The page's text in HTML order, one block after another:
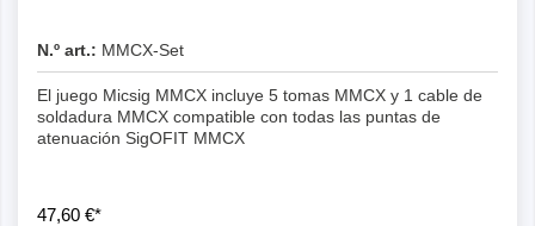
N.º art.: MMCX-Set
El juego Micsig MMCX incluye 5 tomas MMCX y 1 cable de
soldadura MMCX compatible con todas las puntas de
atenuación SigOFIT MMCX
47,60 €*